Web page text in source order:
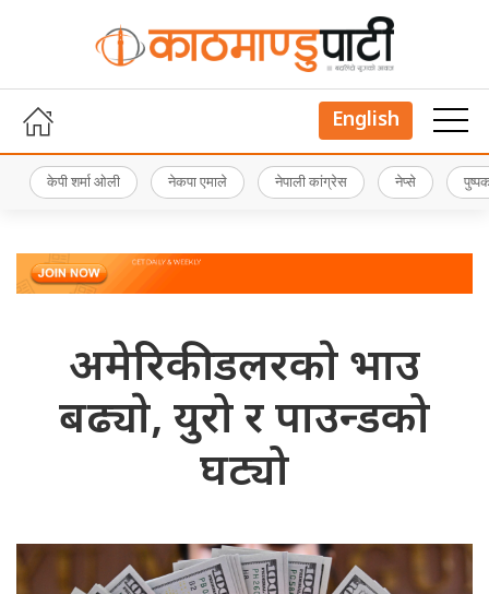
English
केपी शर्मा ओली नेकपा एमाले नेपाली कांग्रेस नेप्से
अमेरिकी डलरकाे भाउ
बढ्याे, युरो र पाउन्डको
घट्यो